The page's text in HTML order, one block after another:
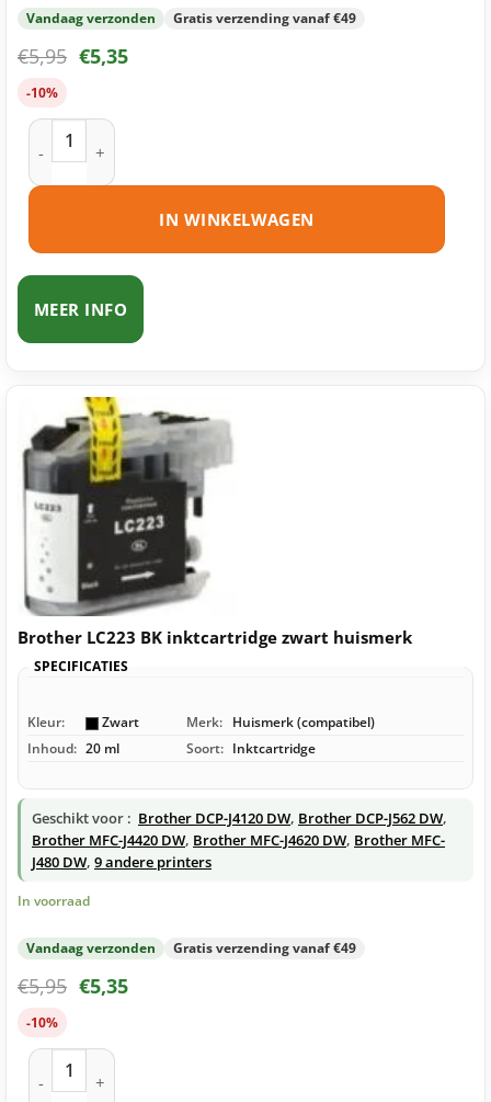
Vandaag verzonden Gratis verzending vanaf €49
€5,95 €5,35
-10%
Brother LC221 Y inktcartridge geel huismerk aantal
IN WINKELWAGEN
MEER INFO
Brother LC223 BK inktcartridge zwart huismerk
SPECIFICATIES
Kleur: Zwart Merk: Huismerk (compatibel)
Inhoud: 20 ml Soort: Inktcartridge
Geschikt voor : Brother DCP-J4120 DW, Brother DCP-J562 DW,
Brother MFC-J4420 DW, Brother MFC-J4620 DW, Brother MFC-
J480 DW, 9 andere printers
In voorraad
Vandaag verzonden Gratis verzending vanaf €49
€5,95 €5,35
-10%
Brother LC223 BK inktcartridge zwart huismerk aantal